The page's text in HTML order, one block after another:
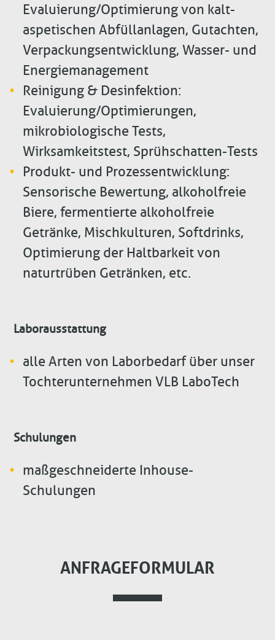
Evaluierung/Optimierung von kalt-
aspetischen Abfüllanlagen, Gutachten,
Verpackungsentwicklung, Wasser- und
Energiemanagement
Reinigung & Desinfektion:
Evaluierung/Optimierungen,
mikrobiologische Tests,
Wirksamkeitstest, Sprühschatten-Tests
Produkt- und Prozessentwicklung:
Sensorische Bewertung, alkoholfreie
Biere, fermentierte alkoholfreie
Getränke, Mischkulturen, Softdrinks,
Optimierung der Haltbarkeit von
naturtrüben Getränken, etc.
Laborausstattung
alle Arten von Laborbedarf über unser
Tochterunternehmen VLB LaboTech
Schulungen
maßgeschneiderte Inhouse-
Schulungen
ANFRAGEFORMULAR